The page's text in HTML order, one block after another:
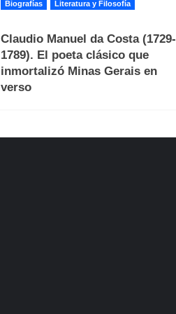
Biografías Literatura y Filosofía
Claudio Manuel da Costa (1729-
1789). El poeta clásico que
inmortalizó Minas Gerais en
verso